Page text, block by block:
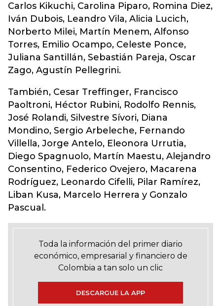
Carlos Kikuchi, Carolina Piparo, Romina Diez,
Iván Dubois, Leandro Vila, Alicia Lucich,
Norberto Milei, Martín Menem, Alfonso
Torres, Emilio Ocampo, Celeste Ponce,
Juliana Santillán, Sebastián Pareja, Oscar
Zago, Agustín Pellegrini.
También, Cesar Treffinger, Francisco
Paoltroni, Héctor Rubini, Rodolfo Rennis,
José Rolandi, Silvestre Sívori, Diana
Mondino, Sergio Arbeleche, Fernando
Villella, Jorge Antelo, Eleonora Urrutia,
Diego Spagnuolo, Martín Maestu, Alejandro
Consentino, Federico Ovejero, Macarena
Rodríguez, Leonardo Cifelli, Pilar Ramírez,
Liban Kusa, Marcelo Herrera y Gonzalo
Pascual.
Toda la información del primer diario
económico, empresarial y financiero de
Colombia a tan solo un clic
DESCARGUE LA APP